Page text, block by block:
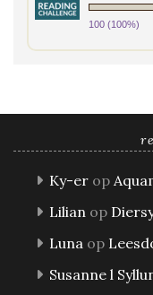
100 (100%)
Ky-er op
Lilian op
Luna op
Susanne l